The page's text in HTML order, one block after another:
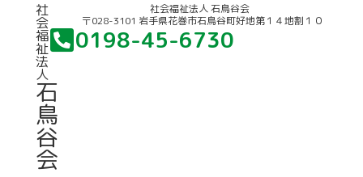
社
会
福
祉
法
人
石
鳥
谷
会
社会福祉法人 石鳥谷会
〒028-3101 岩手県花巻市石鳥谷町好地第１４地割１０
0198-45-6730